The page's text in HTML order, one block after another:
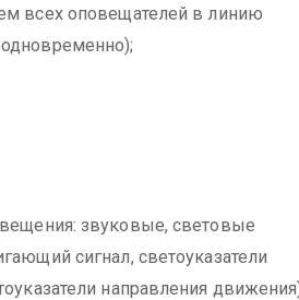
всех оповещателей в линию
звуковые, световые
сигнал, светоуказатели
направления